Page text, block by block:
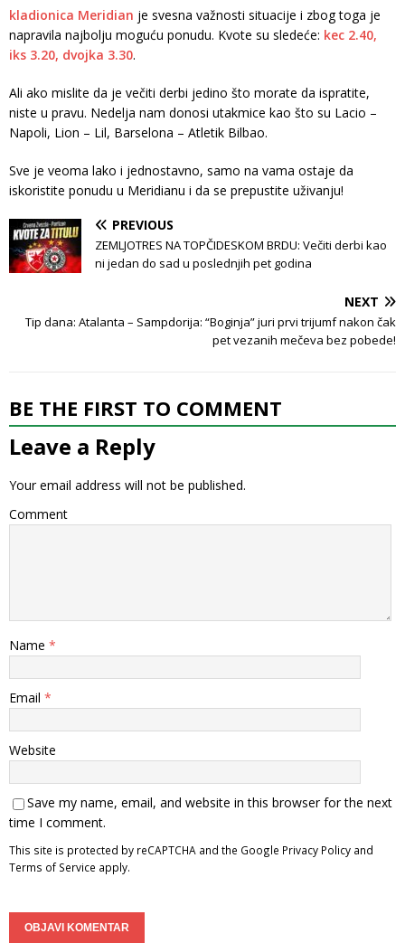
kladionica Meridian je svesna važnosti situacije i zbog toga je
napravila najbolju moguću ponudu. Kvote su sledeće: kec 2.40,
iks 3.20, dvojka 3.30.
Ali ako mislite da je večiti derbi jedino što morate da ispratite,
niste u pravu. Nedelja nam donosi utakmice kao što su Lacio –
Napoli, Lion – Lil, Barselona – Atletik Bilbao.
Sve je veoma lako i jednostavno, samo na vama ostaje da
iskoristite ponudu u Meridianu i da se prepustite uživanju!
PREVIOUS
ZEMLJOTRES NA TOPČIDESKOM BRDU: Večiti derbi kao
ni jedan do sad u poslednjih pet godina
NEXT
Tip dana: Atalanta – Sampdorija: “Boginja” juri prvi trijumf nakon čak
pet vezanih mečeva bez pobede!
BE THE FIRST TO COMMENT
Leave a Reply
Your email address will not be published.
Comment
Name *
Email *
Website
Save my name, email, and website in this browser for the next
time I comment.
This site is protected by reCAPTCHA and the Google Privacy Policy and
Terms of Service apply.